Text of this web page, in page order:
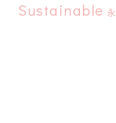
Sustainable